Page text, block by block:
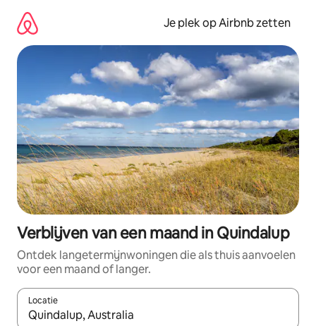
direct
naar
inhoud
Je plek op Airbnb zetten
Verblijven van een maand in Quindalup
Ontdek langetermijnwoningen die als thuis aanvoelen
voor een maand of langer.
Locatie
Wanneer er resultaten beschikbaar zijn, maak je een keuze